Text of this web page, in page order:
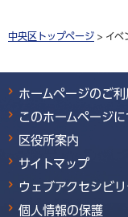
中央区トップページ > イベ
ホームページのご
このホームページに
区役所案内
サイトマップ
ウェブアクセシビ
個人情報の保護